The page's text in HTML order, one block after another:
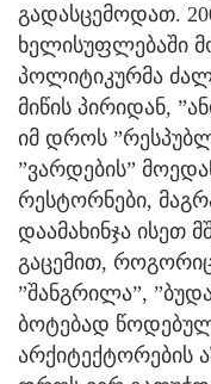
გადასცემოდათ.
ხელისუფლებაში
პოლიტიკურმა
მიწის პირიდან,
იმ დროს
”ვარდების”
რესტორნები,
დაამახინჯა ისეთ
გაცემით,
”შანგრილა”,
ბოტებად
არქიტექტორების